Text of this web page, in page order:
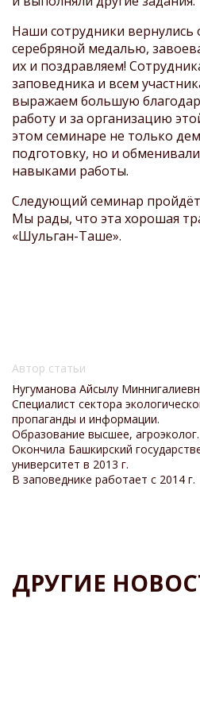
Наши сотрудники вернулись
серебряной медалью,
их и поздравляем!
заповедника и всем
выражаем большую
работу и за организацию
этом семинаре не только
подготовку, но и
навыками работы.
Следующий семинар
Мы рады, что эта хорошая
«Шульган-Таше».
Автор статьи
Нугуманова Айсылу
Специалист сектора
пропаганды и информации.
Образование высшее, агроэколог.
Окончила Башкирский
университет в 2013 г.
В заповеднике работает с 2014 г.
ДРУГИЕ